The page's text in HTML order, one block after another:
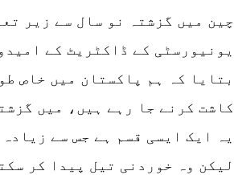
یونیورسٹی کے ڈاکٹریٹ کے
بتایا کہ ہم پاکستان میں خاص
کاشت کرنے جا رہے ہیں، میں
یہ ایک ایسی قسم ہے جس سے
لیکن وہ خوردنی تیل پیدا کر